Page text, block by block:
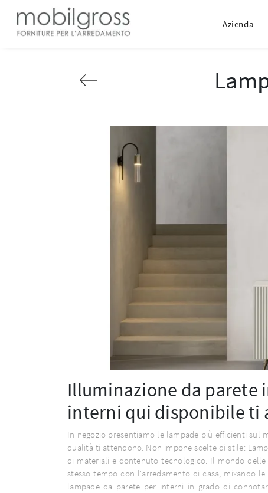
Azienda
Illuminazione da parete
interni qui disponibile ti
In negozio presentiamo le lampade più efficienti sul
qualità ti attendono. Non impone scelte di stile:
di materiali e contenuto tecnologico. Il mondo
stesso tempo con l'arredamento di casa, mixando
lampade da parete per interni in grado di